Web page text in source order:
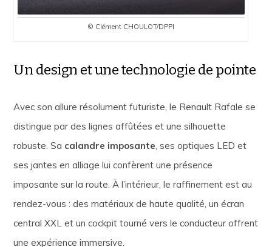
© Clément CHOULOT/DPPI
Un design et une technologie de pointe
Avec son allure résolument futuriste, le Renault Rafale se
distingue par des lignes affûtées et une silhouette
robuste. Sa calandre imposante, ses optiques LED et
ses jantes en alliage lui confèrent une présence
imposante sur la route. À l’intérieur, le raffinement est au
rendez-vous : des matériaux de haute qualité, un écran
central XXL et un cockpit tourné vers le conducteur offrent
une expérience immersive.